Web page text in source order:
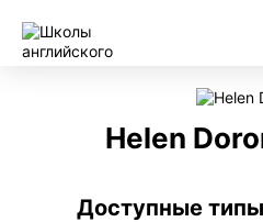
Helen
Доступные